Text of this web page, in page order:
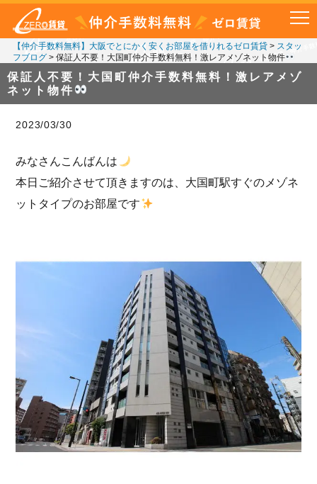
【仲介手数料無料】大阪でとにかく安くお部屋を借りれるゼロ賃貸> スタッ
フブログ> 保証人不要！大国町仲介手数料無料！激レアメゾネット物件
保証人不要！大国町仲介手数料無料！激レアメゾ
ネット物件
2023/03/30
みなさんこんばんは
本日ご紹介させて頂きますのは、大国町駅すぐのメゾネ
ットタイプのお部屋です